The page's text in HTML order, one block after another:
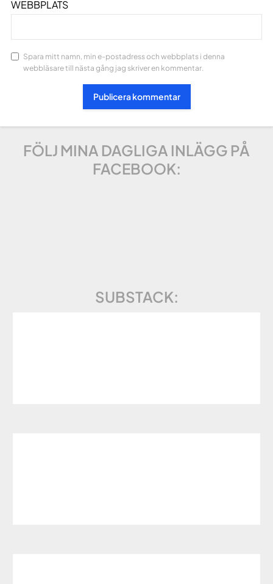
WEBBPLATS
Spara mitt namn, min e-postadress och webbplats i denna
webbläsare till nästa gång jag skriver en kommentar.
FÖLJ MINA DAGLIGA INLÄGG PÅ
FACEBOOK:
SUBSTACK: